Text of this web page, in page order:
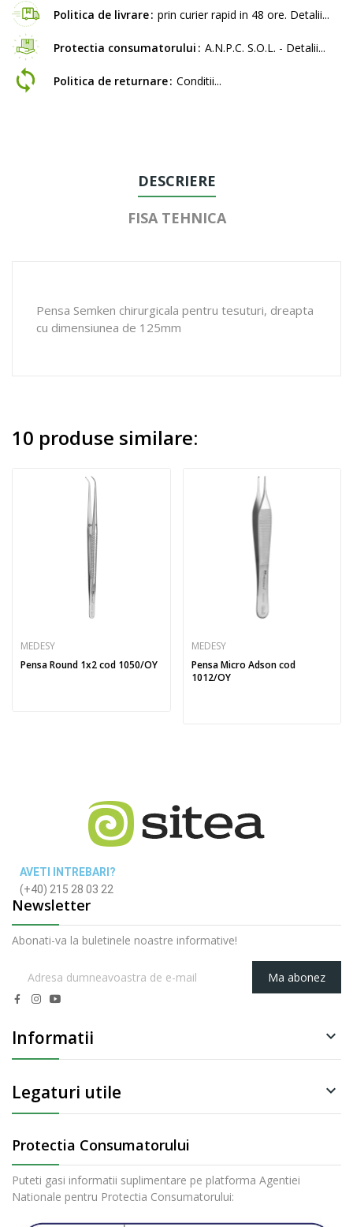
Politica de livrare prin curier rapid in 48 ore. Detalii...
Protectia consumatorului A.N.P.C. S.O.L. - Detalii...
Politica de returnare Conditii...
DESCRIERE
FISA TEHNICA
Pensa Semken chirurgicala pentru tesuturi, dreapta
cu dimensiunea de 125mm
10 produse similare:
MEDESY
Pensa Round 1x2 cod 1050/OY
MEDESY
Pensa Micro Adson cod
1012/OY
AVETI INTREBARI?
(+40) 215 28 03 22
Newsletter
Abonati-va la buletinele noastre informative!
Ma abonez
Informatii 
Legaturi utile 
Protectia Consumatorului
Puteti gasi informatii suplimentare pe platforma Agentiei
Nationale pentru Protectia Consumatorului: